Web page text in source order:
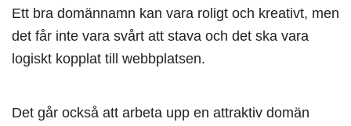
Ett bra domännamn kan vara roligt och kreativt, men
det får inte vara svårt att stava och det ska vara
logiskt kopplat till webbplatsen.
Det går också att arbeta upp en attraktiv domän